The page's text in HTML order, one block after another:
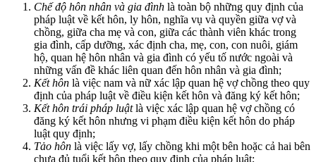
Chế độ hôn nhân và gia đình là toàn bộ những quy định của
pháp luật về kết hôn, ly hôn, nghĩa vụ và quyền giữa vợ và
chồng, giữa cha mẹ và con, giữa các thành viên khác trong
gia đình, cấp dưỡng, xác định cha, mẹ, con, con nuôi, giám
hộ, quan hệ hôn nhân và gia đình có yếu tố nước ngoài và
những vấn đề khác liên quan đến hôn nhân và gia đình;
Kết hôn là việc nam và nữ xác lập quan hệ vợ chồng theo quy
định của pháp luật về điều kiện kết hôn và đăng ký kết hôn;
Kết hôn trái pháp luậtlà việc xác lập quan hệ vợ chồng có
đăng ký kết hôn nhưng vi phạm điều kiện kết hôn do pháp
luật quy định;
Tảo hôn là việc lấy vợ, lấy chồng khi một bên hoặc cả hai bên
chưa đủ tuổi kết hôn theo quy định của pháp luật;